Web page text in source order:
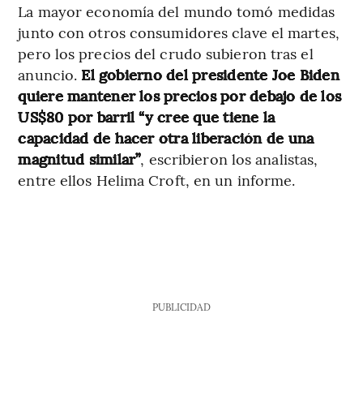
La mayor economía del mundo tomó medidas
junto con otros consumidores clave el martes,
pero los precios del crudo subieron tras el
anuncio. El gobierno del presidente Joe Biden
quiere mantener los precios por debajo de los
US$80 por barril “y cree que tiene la
capacidad de hacer otra liberación de una
magnitud similar”, escribieron los analistas,
entre ellos Helima Croft, en un informe.
PUBLICIDAD